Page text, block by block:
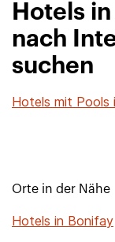
Hotels
nach
suchen
Hotels mit Pools
Orte in der Nähe
Hotels in Bonifay